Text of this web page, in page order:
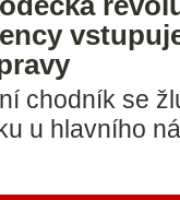
chodník se
u hlavního